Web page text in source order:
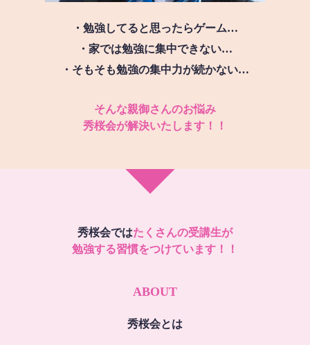
・勉強してると思ったらゲーム…
・家では勉強に集中できない…
・そもそも勉強の集中力が続かない…
そんな親御さんのお悩み
秀桜会が解決いたします！！
秀桜会ではたくさんの受講生が
勉強する習慣をつけています！！
ABOUT
秀桜会とは